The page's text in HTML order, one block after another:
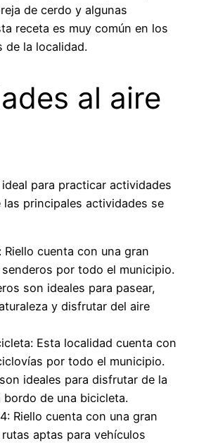
de cerdo y algunas
receta es muy común en los
de la localidad.
al aire
para practicar actividades
las principales actividades se
Riello cuenta con una gran
por todo el municipio.
son ideales para pasear,
y disfrutar del aire
Esta localidad cuenta con
por todo el municipio.
ideales para disfrutar de la
bordo de una bicicleta.
Riello cuenta con una gran
aptas para vehículos